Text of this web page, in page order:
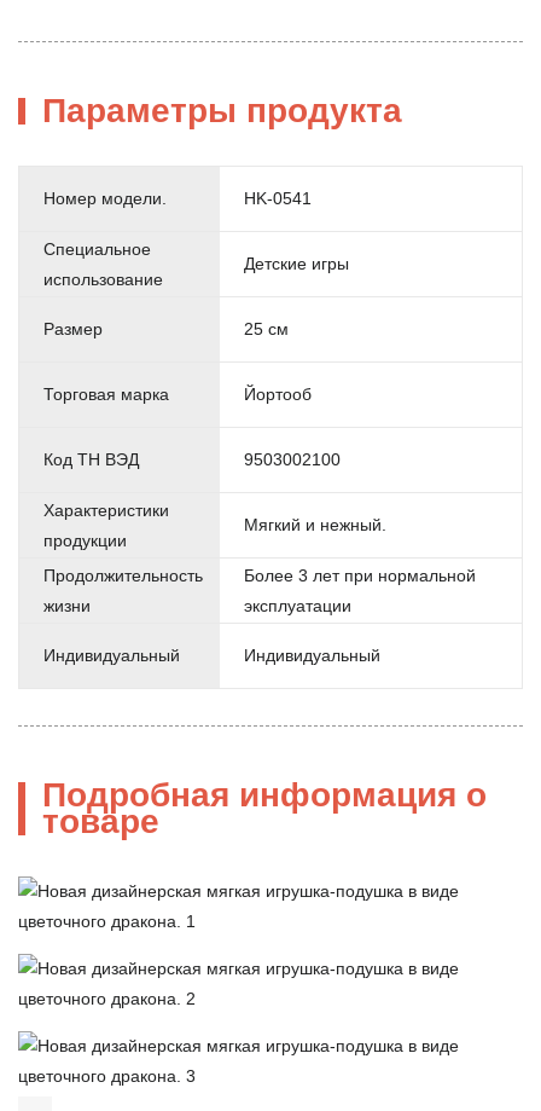
Параметры продукта
Номер модели. HK-0541
Специальное
использование
Детские игры
Размер 25 см
Торговая марка Йортооб
Код ТН ВЭД 9503002100
Характеристики
продукции
Мягкий и нежный.
Продолжительность
жизни
Более 3 лет при нормальной
эксплуатации
Индивидуальный Индивидуальный
Подробная информация о
товаре